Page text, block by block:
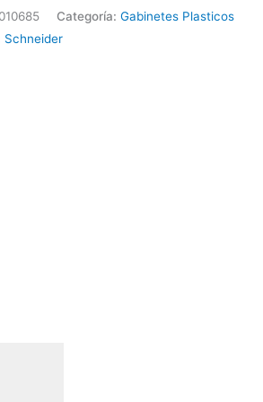
Categoría: Gabinetes Plasticos
Schneider